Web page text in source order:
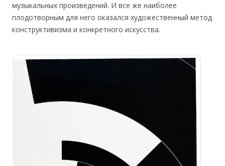
музыкальных произведений. И все же наиболее
плодотворным для него оказался художественный метод
конструктивизма и конкретного искусства.